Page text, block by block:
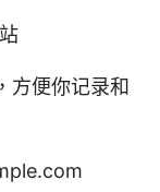
方便你记录和